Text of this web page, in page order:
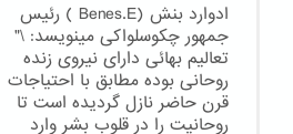
ادوارد بنش (Benes.E ) رئیس
جمهور چکوسلواکی مینویسد: \"
تعالیم بهائی دارای نیروی زنده
روحانی بوده مطابق با احتیاجات
قرن حاضر نازل گردیده است تا
روحانیت را در قلوب بشر وارد